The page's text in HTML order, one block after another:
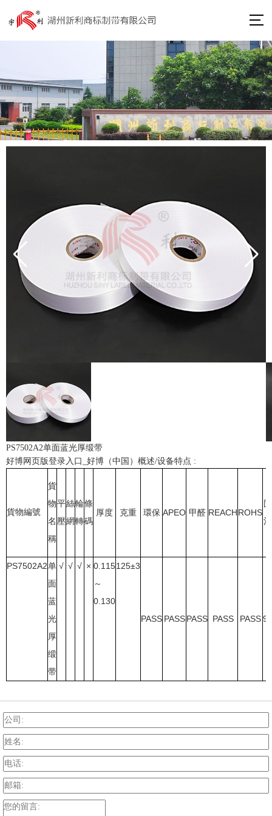
PS7502A2单面蓝光厚缎带
好博网页版登录入口_好博（中国）概述/设备特点 :
貨物編號
貨
物
名
稱
平
壓
絲
網
輪
轉
條
碼
厚度 克重 環保 APEO 甲醛 REACHROHS
PS7502A2单
面
蓝
光
厚
缎
带
√ √ √ × 0.115
～
0.130
125±3
PASS PASS PASS PASS PASS